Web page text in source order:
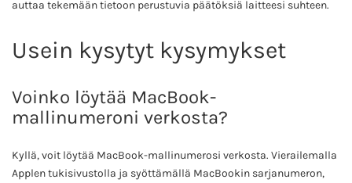
auttaa tekemään tietoon perustuvia päätöksiä laitteesi suhteen.
Usein kysytyt kysymykset
Voinko löytää MacBook-
mallinumeroni verkosta?
Kyllä, voit löytää MacBook-mallinumerosi verkosta. Vierailemalla
Applen tukisivustolla ja syöttämällä MacBookin sarjanumeron,